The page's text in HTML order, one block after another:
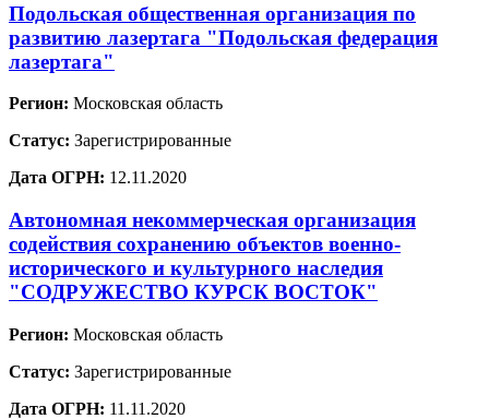
Подольская общественная организация по
развитию лазертага "Подольская федерация
лазертага"
Регион: Московская область
Статус: Зарегистрированные
Дата ОГРН: 12.11.2020
Автономная некоммерческая организация
содействия сохранению объектов военно-
исторического и культурного наследия
"СОДРУЖЕСТВО КУРСК ВОСТОК"
Регион: Московская область
Статус: Зарегистрированные
Дата ОГРН: 11.11.2020